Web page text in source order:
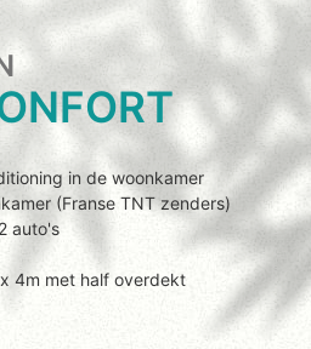
in de woonkamer
(Franse TNT zenders)
auto's
4m met half overdekt